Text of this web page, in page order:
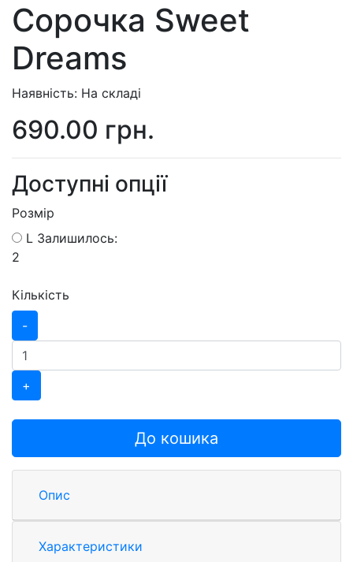
Сорочка Sweet
Dreams
Наявність: На складі
690.00 грн.
Доступні опції
Розмір
L Залишилось:
2
Кількість
-
+
До кошика
Опис
Характеристики